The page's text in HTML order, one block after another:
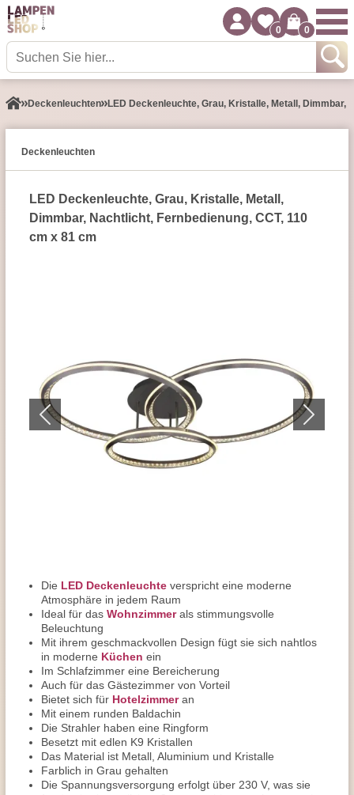
0 0
Decken­leuchten LED Deckenleuchte, Grau, Kristalle, Metall, Dimmbar,
Decken­leuchten
LED Deckenleuchte, Grau, Kristalle, Metall,
Dimmbar, Nachtlicht, Fernbedienung, CCT, 110
cm x 81 cm
Die LED Deckenleuchte verspricht eine moderne
Atmosphäre in jedem Raum
Ideal für das Wohnzimmerals stimmungsvolle
Beleuchtung
Mit ihrem geschmackvollen Design fügt sie sich nahtlos
in moderne Küchen ein
Im Schlafzimmer eine Bereicherung
Auch für das Gästezimmer von Vorteil
Bietet sich für Hotelzimmeran
Mit einem runden Baldachin
Die Strahler haben eine Ringform
Besetzt mit edlen K9 Kristallen
Das Material ist Metall, Aluminium und Kristalle
Farblich in Grau gehalten
Die Spannungsversorgung erfolgt über 230 V, was sie